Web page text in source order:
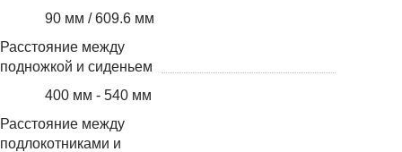
90 мм / 609.6 мм
Расстояние между
подножкой и сиденьем
400 мм - 540 мм
Расстояние между
подлокотниками и